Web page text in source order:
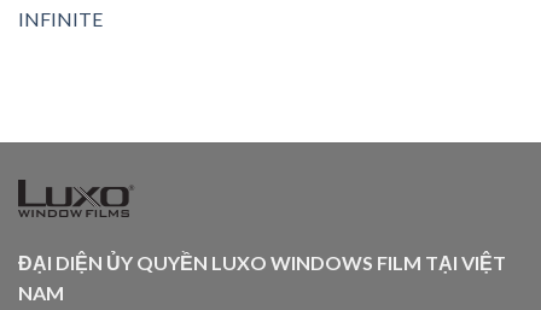
INFINITE
ĐẠI DIỆN ỦY QUYỀN LUXO WINDOWS FILM TẠI VIỆT
NAM